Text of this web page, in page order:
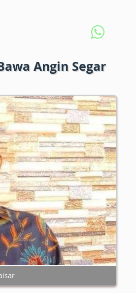
Angin Segar